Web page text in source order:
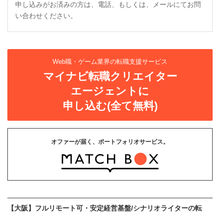
申し込みがお済みの方は、電話、もしくは、メールにてお問
い合わせください。
Web職・ゲーム業界の転職支援サービス
マイナビ転職クリエイター
エージェントに
申し込む(全て無料)
オファーが届く、ポートフォリオサービス。
【大阪】フルリモート可・安定経営基盤/シナリオライターの転